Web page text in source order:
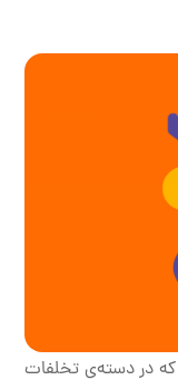
که در دسته‌ی تخلفات